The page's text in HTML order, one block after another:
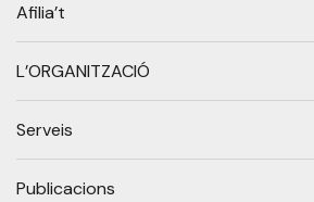
Afilia’t
L’ORGANITZACIÓ
Serveis
Publicacions